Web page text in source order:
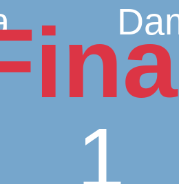
1